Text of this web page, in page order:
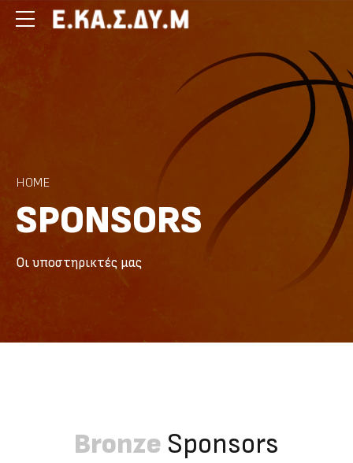
HOME
SPONSORS
Οι υποστηρικτές μας
Bronze Sponsors